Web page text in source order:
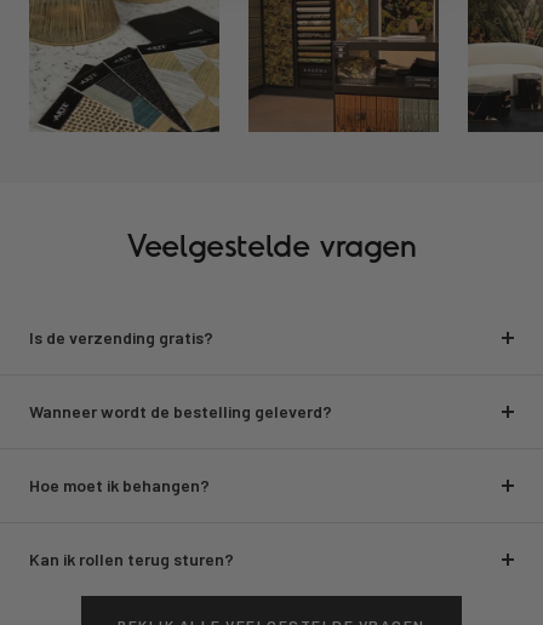
Veelgestelde vragen
Is de verzending gratis?
Wanneer wordt de bestelling geleverd?
Hoe moet ik behangen?
Kan ik rollen terug sturen?